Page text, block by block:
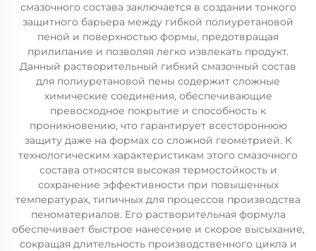
смазочного состава заключается в создании тонкого
защитного барьера между гибкой полиуретановой
пеной и поверхностью формы, предотвращая
прилипание и позволяя легко извлекать продукт.
Данный растворительный гибкий смазочный состав
для полиуретановой пены содержит сложные
химические соединения, обеспечивающие
превосходное покрытие и способность к
проникновению, что гарантирует всестороннюю
защиту даже на формах со сложной геометрией. К
технологическим характеристикам этого смазочного
состава относятся высокая термостойкость и
сохранение эффективности при повышенных
температурах, типичных для процессов производства
пеноматериалов. Его растворительная формула
обеспечивает быстрое нанесение и скорое высыхание,
сокращая длительность производственного цикла и